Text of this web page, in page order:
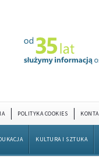
POLITYKA COOKIES
KULTURA I SZTUKA